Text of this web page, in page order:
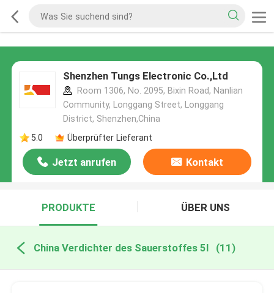
Shenzhen Tungs Electronic Co.,Ltd
Room 1306, No. 2095, Bixin Road, Nanlian
Community, Longgang Street, Longgang
District, Shenzhen,China
5.0
Überprüfter Lieferant
Jetzt anrufen Kontakt
PRODUKTE ÜBER UNS
China Verdichter des Sauerstoffes 5l (11)